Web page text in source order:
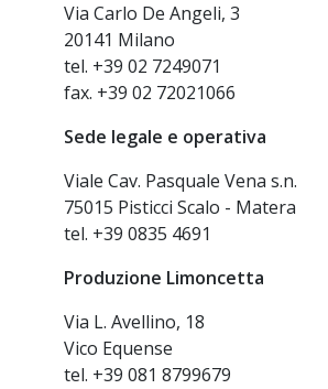
Via Carlo De Angeli, 3
20141 Milano
tel. +39 02 7249071
fax. +39 02 72021066
Sede legale e operativa
Viale Cav. Pasquale Vena s.n.
75015 Pisticci Scalo - Matera
tel. +39 0835 4691
Produzione Limoncetta
Via L. Avellino, 18
Vico Equense
tel. +39 081 8799679